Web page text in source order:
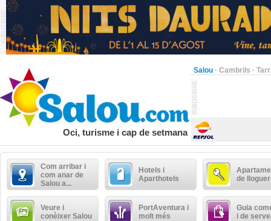
Salou · Cambrils ·
Oci, turisme i cap de setmana
Com arribar i
com anar de
Salou a...
Hotels i
Aparthotels
de lloguer
Veure i
conèixer Salou
PortAventura i
molt més
Guia
i de